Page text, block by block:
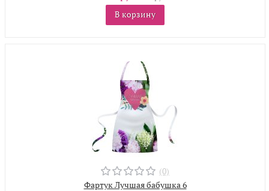
В корзину
(0)
Фартук Лучшая бабушка 6